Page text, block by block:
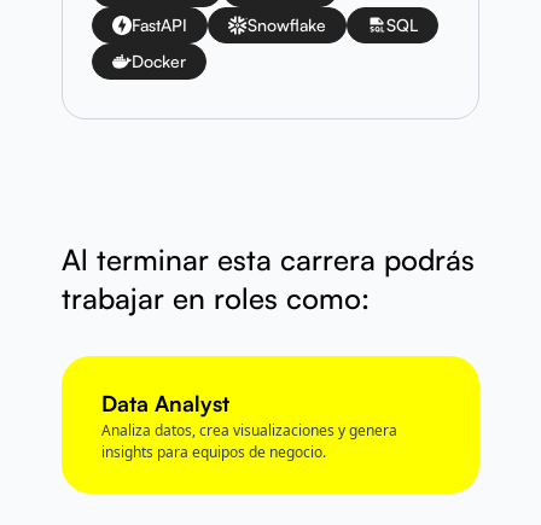
FastAPI
Snowflake
SQL
Docker
Al terminar esta carrera podrás
trabajar en roles como:
Data Analyst
Analiza datos, crea visualizaciones y genera
insights para equipos de negocio.